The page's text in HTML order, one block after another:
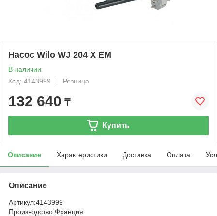
Насос Wilo WJ 204 X EM
В наличии
Код: 4143999
Розница
132 640 ₸
Купить
Описание Характеристики Доставка Оплата
Описание
Артикул:4143999
Производство:Франция